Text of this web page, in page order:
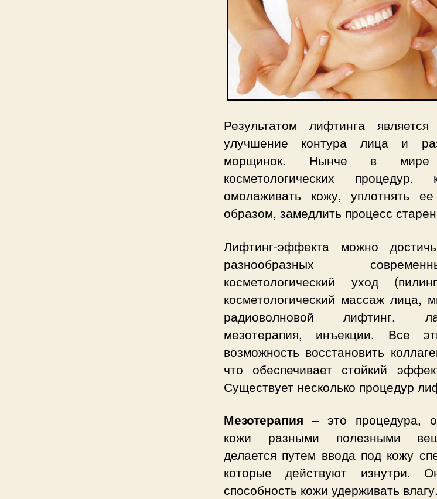
Результатом лифтинга
улучшение контура лица и
морщинок. Нынче в мире
косметологических процедур,
омолаживать кожу, уплотнять
образом, замедлить процесс
Лифтинг-эффекта можно
разнообразных
косметологический уход
косметологический массаж лица,
радиоволновой лифтинг,
мезотерапия, инъекции. Все
возможность восстановить
что обеспечивает стойкий
Существует несколько процедур
Мезотерапия – это процедура,
кожи разными полезными
делается путем ввода под кожу
которые действуют изнутри.
способность кожи удерживать влагу.